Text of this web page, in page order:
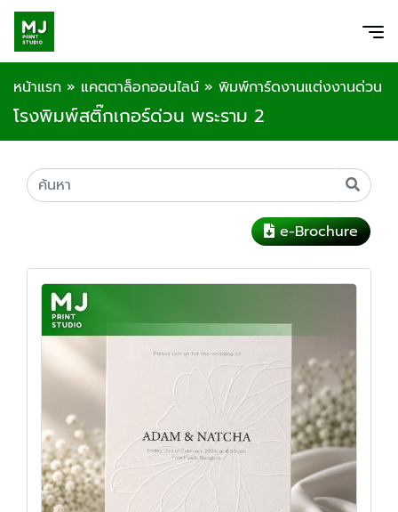
หน้าแรก » แคตตาล็อกออนไลน์ » พิมพ์การ์ดงานแต่งงานด่วน
โรงพิมพ์สติ๊กเกอร์ด่วน พระราม 2
e-Brochure